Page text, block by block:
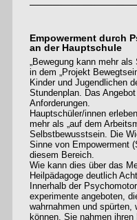
Empowerment durch
an der Hauptschule
„Bewegung kann mehr
in dem „Projekt
Kinder und Jugendlichen
Stundenplan. Das
Anforderungen.
Hauptschüler/innen
mehr als „auf dem
Selbstbewusstsein. Die
Sinne von Empowerment
diesem Bereich.
Wie kann dies über das
Heilpädagoge deutlich
Innerhalb der
experimente angeboten,
wahrnahmen und
können. Sie nahmen